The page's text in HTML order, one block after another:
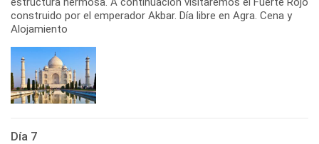
construido por el emperador Akbar. Día libre en Agra. Cena y
Alojamiento
Día 7